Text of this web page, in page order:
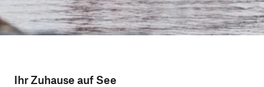
Ihr Zuhause auf See